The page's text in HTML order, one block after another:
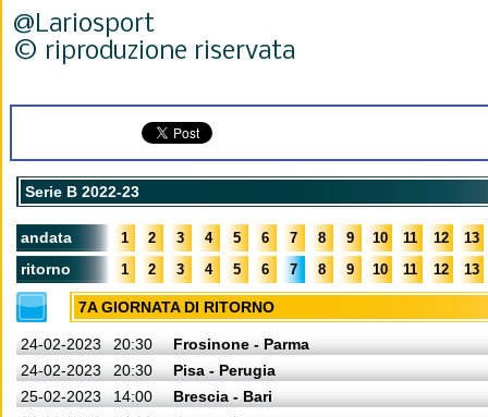
@Lariosport
© riproduzione riservata
Serie B 2022-23
andata 1 2 3 4 5 6 7 8 9 10 11 12 13
ritorno 1 2 3 4 5 6 7 8 9 10 11 12 13
7A GIORNATA DI RITORNO
24-02-2023 20:30
Frosinone - Parma
24-02-2023
20:30
Pisa - Perugia
25-02-2023
14:00
Brescia - Bari